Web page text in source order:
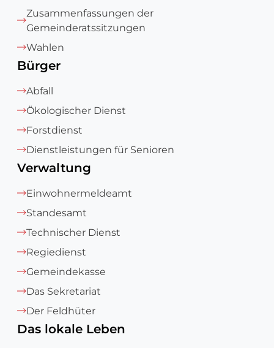
Zusammenfassungen der
Gemeinderatssitzungen
Wahlen
Bürger
Abfall
Ökologischer Dienst
Forstdienst
Dienstleistungen für Senioren
Verwaltung
Einwohnermeldeamt
Standesamt
Technischer Dienst
Regiedienst
Gemeindekasse
Das Sekretariat
Der Feldhüter
Das lokale Leben